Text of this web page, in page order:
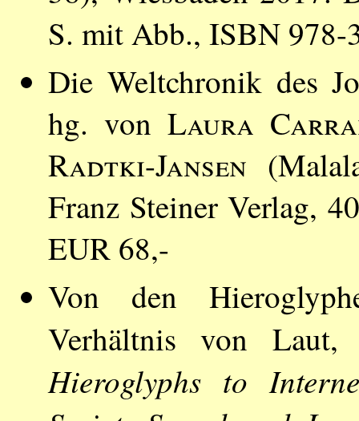
S. mit Abb., ISBN
Die Weltchronik des
hg. von Laura
Radtki-Jansen
Franz Steiner Verlag,
EUR 68,-
Von den
Verhältnis von
Hieroglyphs to